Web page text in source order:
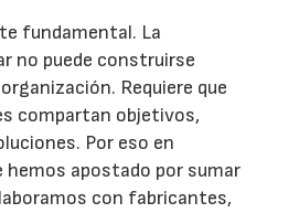
fundamental. La
no puede construirse
Requiere que
compartan objetivos,
Por eso en
hemos apostado por sumar
con fabricantes,